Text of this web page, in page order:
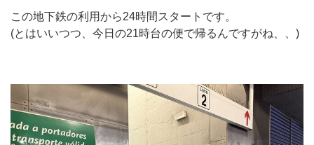
この地下鉄の利用から24時間スタートです。
(とはいいつつ、今日の21時台の便で帰るんですがね、、)